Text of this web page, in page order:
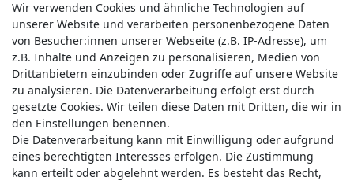
Service & Kontakt
Wünschen Sie einen Rückruf?
service@allmyclothes.de
Wir verwenden Cookies und ähnliche Technologien auf
unserer Website und verarbeiten personenbezogene Daten
von Besucher:innen unserer Webseite (z.B. IP-Adresse), um
z.B. Inhalte und Anzeigen zu personalisieren, Medien von
Drittanbietern einzubinden oder Zugriffe auf unsere Website
zu analysieren. Die Datenverarbeitung erfolgt erst durch
gesetzte Cookies. Wir teilen diese Daten mit Dritten, die wir in
den Einstellungen benennen.
Die Datenverarbeitung kann mit Einwilligung oder aufgrund
eines berechtigten Interesses erfolgen. Die Zustimmung
kann erteilt oder abgelehnt werden. Es besteht das Recht,